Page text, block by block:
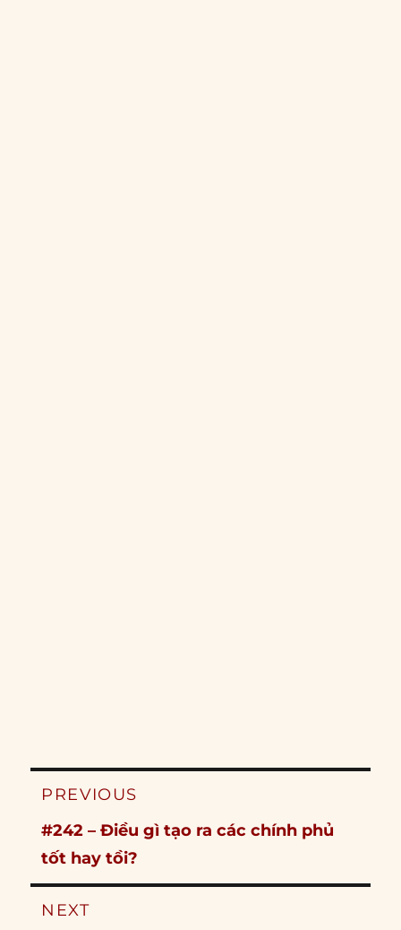
Post
PREVIOUS
Previous
post:
#242 – Điều gì tạo ra các chính phủ
tốt hay tồi?
NEXT